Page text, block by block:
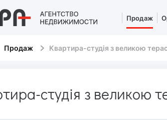
Продаж
Продаж Квартира-студія з великою
студія з великою